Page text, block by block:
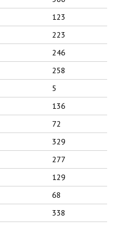
123
223
246
258
5
136
72
329
277
129
68
338